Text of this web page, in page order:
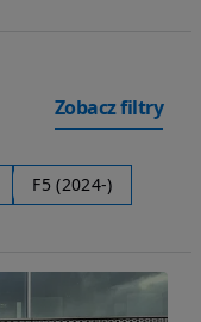
Zobacz filtry
F5 (2024-)